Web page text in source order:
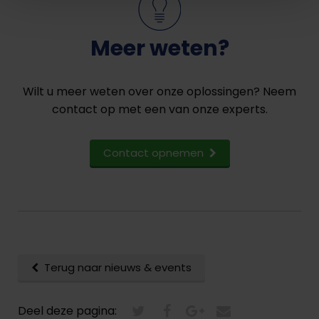
Meer weten?
Wilt u meer weten over onze oplossingen? Neem
contact op met een van onze experts.
Contact opnemen
Terug naar nieuws & events
Deel deze pagina: